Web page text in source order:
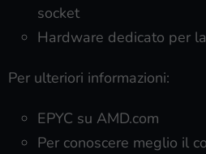
socket
Hardware dedicato per
Per ulteriori informazioni:
EPYC su AMD.com
Per conoscere meglio il